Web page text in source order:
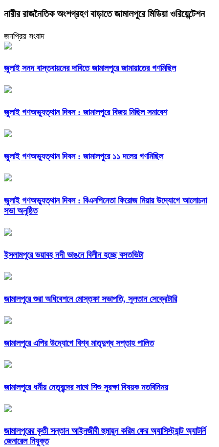
নারীর রাজনৈতিক অংশগ্রহণ বাড়াতে জামালপুরে মিডিয়া ওরিয়েন্টেশন
জনপ্রিয় সংবাদ
জুলাই সনদ বাস্তবায়নের দাবিতে জামালপুরে জামায়াতের গণমিছিল
জুলাই গণঅভ্যুত্থান দিবস : জামালপুরে বিজয় মিছিল সমাবেশ
জুলাই গণঅভ্যুত্থান দিবস : জামালপুরে ১১ দলের গণমিছিল
জুলাই গণঅভ্যুত্থান দিবস : বিএনপিনেতা ফিরোজ মিয়ার উদ্যোগে আলোচনা
সভা অনুষ্ঠিত
ইসলামপুরে ভয়াবহ নদী ভাঙনে বিলীন হচ্ছে বসতভিটা
জামালপুরে শুরা অধিবেশনে মোস্তফা সভাপতি, সুলতান সেক্রেটারি
জামালপুরে এপির উদ্যোগে বিশ্ব মাতৃদুগ্ধ সপ্তাহ পালিত
জামালপুরে ধর্মীয় নেতৃবৃন্দের সাথে শিশু সুরক্ষা বিষয়ক মতবিনিময়
জামালপুরের কৃতী সন্তান আইনজীবী হুমায়ুন করিম ফের অ্যাসিস্ট্যান্ট অ্যাটর্নি
জেনারেল নিযুক্ত